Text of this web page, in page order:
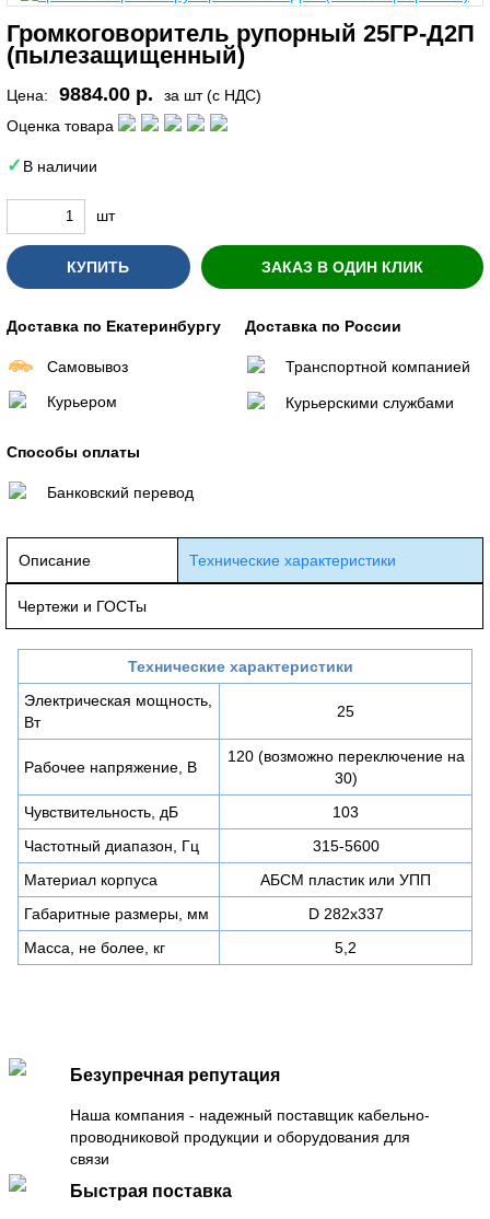
Громкоговоритель рупорный 25ГР-Д2П
(пылезащищенный)
Цена: 9884.00 р.
за шт (с НДС)
Оценка товара
В наличии
шт
КУПИТЬ ЗАКАЗ В ОДИН КЛИК
Доставка по Екатеринбургу
Самовывоз
Курьером
Доставка по России
Транспортной компанией
Курьерскими службами
Способы оплаты
Банковский перевод
Описание Технические характеристики
Чертежи и ГОСТы
Технические характеристики
Электрическая мощность,
Вт
25
Рабочее напряжение, В
120 (возможно переключение на
30)
Чувствительность, дБ
103
Частотный диапазон, Гц
315-5600
Материал корпуса
АБСМ пластик или УПП
Габаритные размеры, мм
D 282х337
Масса, не более, кг
5,2
Безупречная репутация
Наша компания - надежный поставщик кабельно-
проводниковой продукции и оборудования для
связи
Быстрая поставка